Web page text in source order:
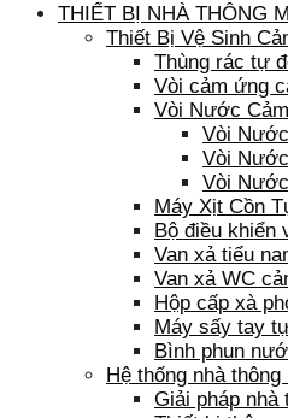
THIẾT BỊ NHÀ THÔNG
Thiết Bị Vệ Sinh
Thùng rác tự
Vòi cảm ứng
Vòi Nước
Vòi
Vòi
Vòi
Máy Xịt Cồn
Bộ điều khiển
Van xả tiểu
Van xả WC
Hộp cấp xà
Máy sấy tay
Bình phun
Hệ thống nhà thông
Giải pháp nhà